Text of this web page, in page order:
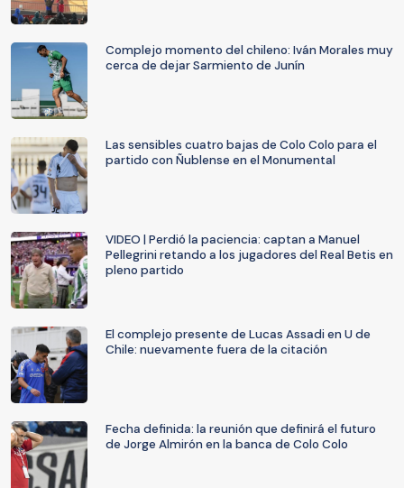
Complejo momento del chileno: Iván Morales muy
cerca de dejar Sarmiento de Junín
Las sensibles cuatro bajas de Colo Colo para el
partido con Ñublense en el Monumental
VIDEO | Perdió la paciencia: captan a Manuel
Pellegrini retando a los jugadores del Real Betis en
pleno partido
El complejo presente de Lucas Assadi en U de
Chile: nuevamente fuera de la citación
Fecha definida: la reunión que definirá el futuro
de Jorge Almirón en la banca de Colo Colo